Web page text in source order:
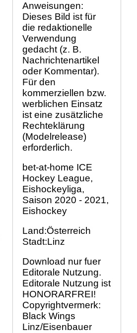
Anweisungen:
Dieses Bild ist für
die redaktionelle
Verwendung
gedacht (z. B.
Nachrichtenartikel
oder Kommentar).
Für den
kommerziellen bzw.
werblichen Einsatz
ist eine zusätzliche
Rechteklärung
(Modelrelease)
erforderlich.
bet-at-home ICE
Hockey League,
Eishockeyliga,
Saison 2020 - 2021,
Eishockey
Land:Österreich
Stadt:Linz
Download nur fuer
Editorale Nutzung.
Editorale Nutzung ist
HONORARFREI!
Copyrightvermerk:
Black Wings
Linz/Eisenbauer